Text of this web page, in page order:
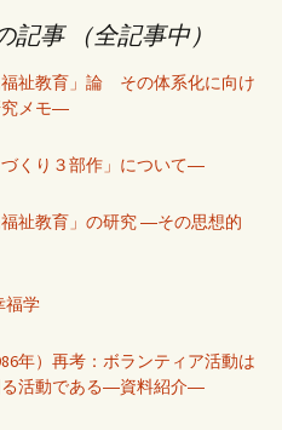
記事 （全記事中）
祉教育」論 その体系化に向け
究メモ―
くり３部作」について―
祉教育」の研究 ―その思想的
福学
年）再考：ボランティア活動は
る活動である―資料紹介―